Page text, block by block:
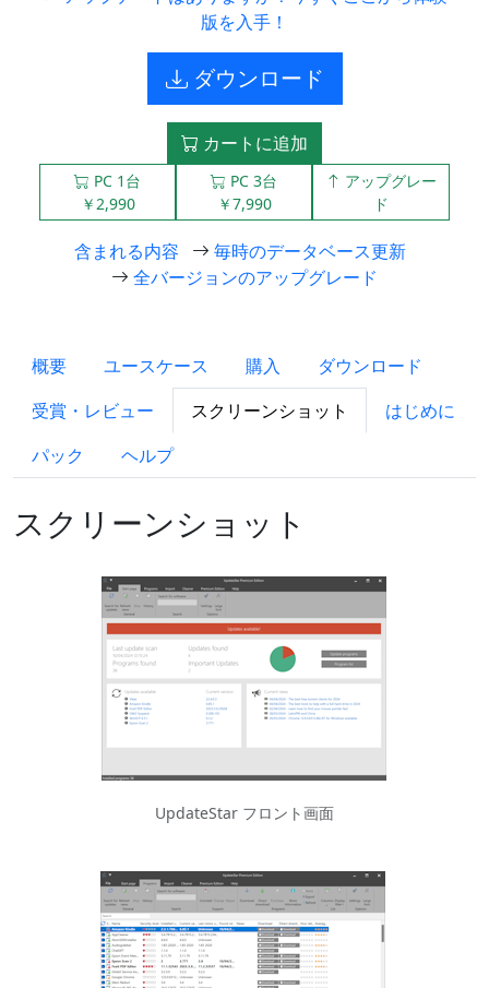
版を入手！
ダウンロード
カートに追加
PC 1台
￥2,990
PC 3台
￥7,990
アップグレー
ド
含まれる内容
毎時のデータベース更新
全バージョンのアップグレード
概要 ユースケース 購入
ダウンロード
受賞・レビュー
スクリーンショット
はじめに
パック
ヘルプ
スクリーンショット
UpdateStar フロント画面